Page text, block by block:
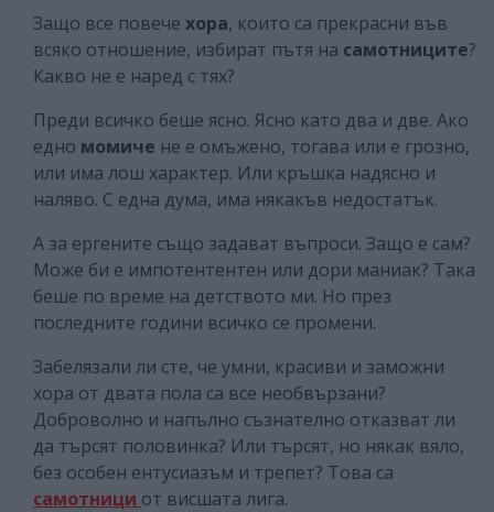
Защо все повече хора, които са прекрасни във
всяко отношение, избират пътя на самотниците?
Какво не е наред с тях?
Преди всичко беше ясно. Ясно като два и две. Ако
едно момиче не е омъжено, тогава или е грозно,
или има лош характер. Или кръшка надясно и
наляво. С една дума, има някакъв недостатък.
А за ергените също задават въпроси. Защо е сам?
Може би е импотентентен или дори маниак? Така
беше по време на детството ми. Но през
последните години всичко се промени.
Забелязали ли сте, че умни, красиви и заможни
хора от двата пола са все необвързани?
Доброволно и напълно съзнателно отказват ли
да търсят половинка? Или търсят, но някак вяло,
без особен ентусиазъм и трепет? Това са
самотници от висшата лига.